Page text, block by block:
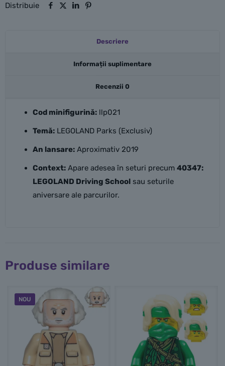
Distribuie
Descriere
Informații suplimentare
Recenzii 0
Cod minifigurină:llp021
Temă:LEGOLAND Parks (Exclusiv)
An lansare:Aproximativ 2019
Context:Apare adesea în seturi precum 40347:
LEGOLAND Driving Schoolsau seturile
aniversare ale parcurilor.
Produse similare
NOU